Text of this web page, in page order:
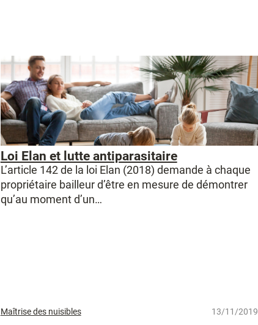
Loi Elan et lutte antiparasitaire
L’article 142 de la loi Elan (2018) demande à chaque
propriétaire bailleur d’être en mesure de démontrer
qu’au moment d’un…
Maîtrise des nuisibles 13/11/2019